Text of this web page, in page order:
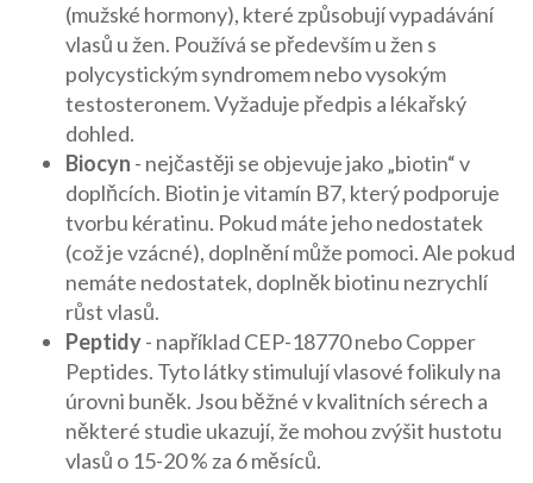
(mužské hormony), které způsobují vypadávání
vlasů u žen. Používá se především u žen s
polycystickým syndromem nebo vysokým
testosteronem. Vyžaduje předpis a lékařský
dohled.
Biocyn - nejčastěji se objevuje jako „biotin“ v
doplňcích. Biotin je vitamín B7, který podporuje
tvorbu kératinu. Pokud máte jeho nedostatek
(což je vzácné), doplnění může pomoci. Ale pokud
nemáte nedostatek, doplněk biotinu nezrychlí
růst vlasů.
Peptidy- například CEP-18770 nebo Copper
Peptides. Tyto látky stimulují vlasové folikuly na
úrovni buněk. Jsou běžné v kvalitních sérech a
některé studie ukazují, že mohou zvýšit hustotu
vlasů o 15-20 % za 6 měsíců.